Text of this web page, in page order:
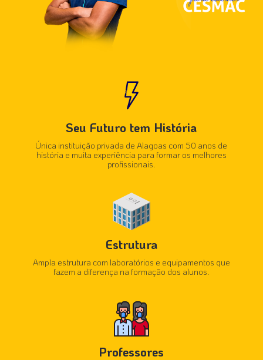
Seu Futuro tem História
Única instituição privada de Alagoas com 50 anos de
história e muita experiência para formar os melhores
profissionais.
Estrutura
Ampla estrutura com laboratórios e equipamentos que
fazem a diferença na formação dos alunos.
Professores